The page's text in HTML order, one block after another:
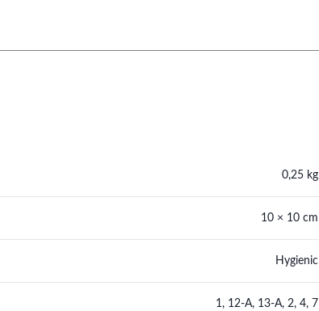
0,25 kg
10 × 10 cm
Hygienic
1, 12-A, 13-A, 2, 4, 7